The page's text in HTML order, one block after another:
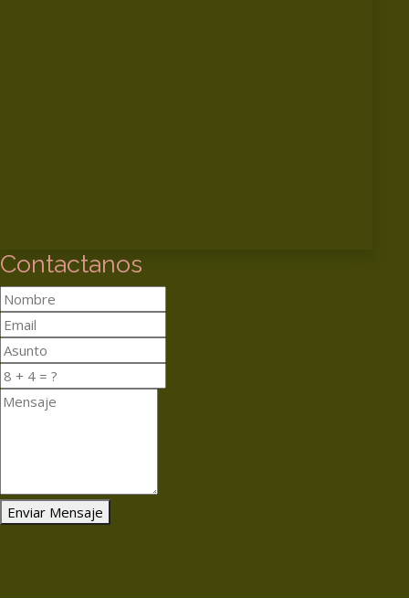
Contactanos
Enviar Mensaje